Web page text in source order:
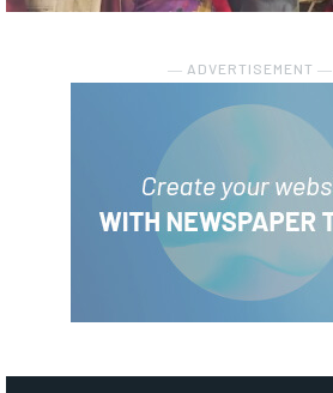
― ADVERTISEMENT ―